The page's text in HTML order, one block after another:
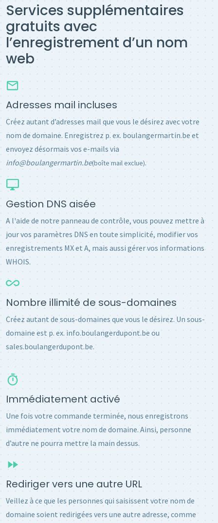
Services supplémentaires
gratuits avec
l’enregistrement d’un nom
web
Adresses mail incluses
Créez autant d’adresses mail que vous le désirez avec votre
nom de domaine. Enregistrez p. ex. boulangermartin.be et
envoyez désormais vos e-mails via
info@boulangermartin.be(boîte mail exclue).
Gestion DNS aisée
A l'aide de notre panneau de contrôle, vous pouvez mettre à
jour vos paramètres DNS en toute simplicité, modifier vos
enregistrements MX et A, mais aussi gérer vos informations
WHOIS.
Nombre illimité de sous-domaines
Créez autant de sous-domaines que vous le désirez. Un sous-
domaine est p. ex. info.boulangerdupont.be ou
sales.boulangerdupont.be.
Immédiatement activé
Une fois votre commande terminée, nous enregistrons
immédiatement votre nom de domaine. Ainsi, personne
d’autre ne pourra mettre la main dessus.
Rediriger vers une autre URL
Veillez à ce que les personnes qui saisissent votre nom de
domaine soient redirigées vers une autre adresse, comme